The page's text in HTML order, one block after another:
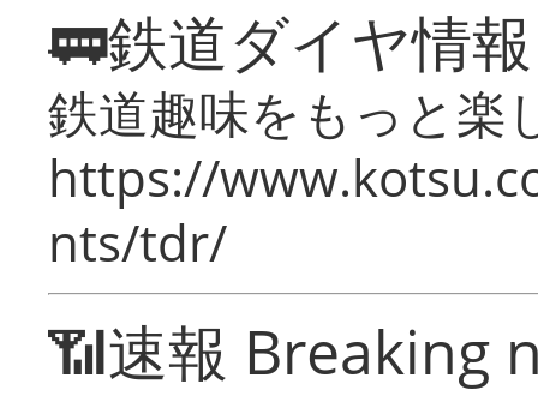
🚃鉄道ダイヤ情
鉄道趣味をもっと楽
https://
nts/tdr/
📶速報 Breaking